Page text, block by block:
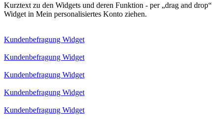
Kurztext zu den Widgets und deren Funktion - per „drag and drop“
Widget in Mein personalisiertes Konto ziehen.
Kundenbefragung Widget
Kundenbefragung Widget
Kundenbefragung Widget
Kundenbefragung Widget
Kundenbefragung Widget